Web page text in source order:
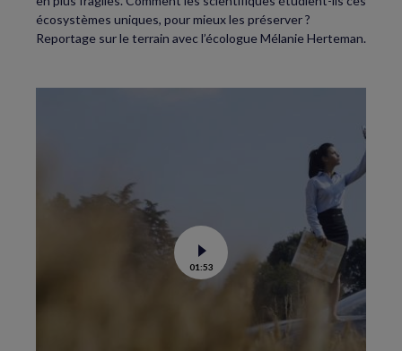
écosystèmes uniques, pour mieux les préserver ?
Reportage sur le terrain avec l’écologue Mélanie Herteman.
Voir
la
vidéo
01:53